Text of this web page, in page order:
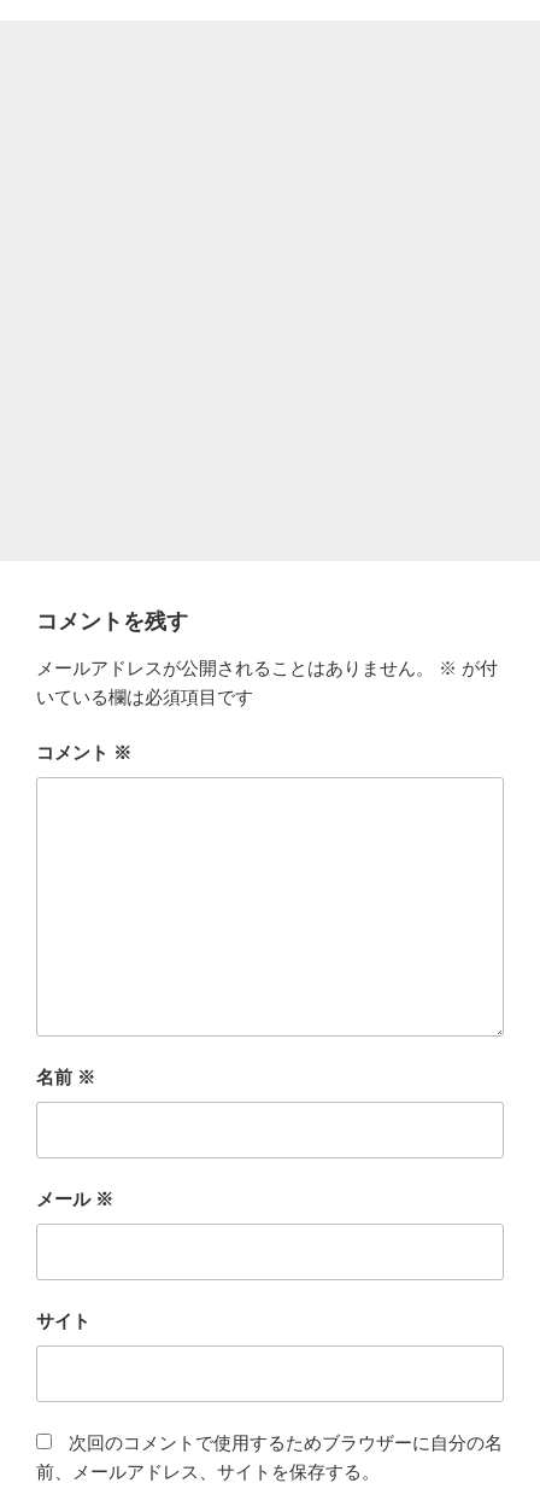
コメントを残す
メールアドレスが公開されることはありません。 ※ が付
いている欄は必須項目です
コメント ※
名前 ※
メール ※
サイト
次回のコメントで使用するためブラウザーに自分の名
前、メールアドレス、サイトを保存する。